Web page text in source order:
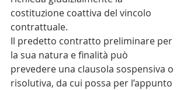
costituzione coattiva del vincolo
contrattuale.
Il predetto contratto preliminare per
la sua natura e finalità può
prevedere una clausola sospensiva o
risolutiva, da cui possa per l’appunto